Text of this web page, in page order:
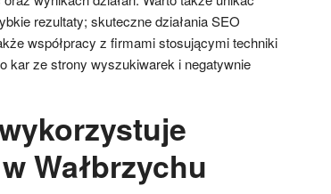
rezultaty; skuteczne działania SEO
współpracy z firmami stosującymi techniki
kar ze strony wyszukiwarek i negatywnie
Wałbrzychu